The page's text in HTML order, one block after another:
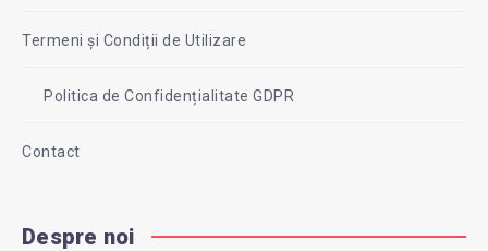
Termeni și Condiții de Utilizare
Politica de Confidențialitate GDPR
Contact
Despre noi